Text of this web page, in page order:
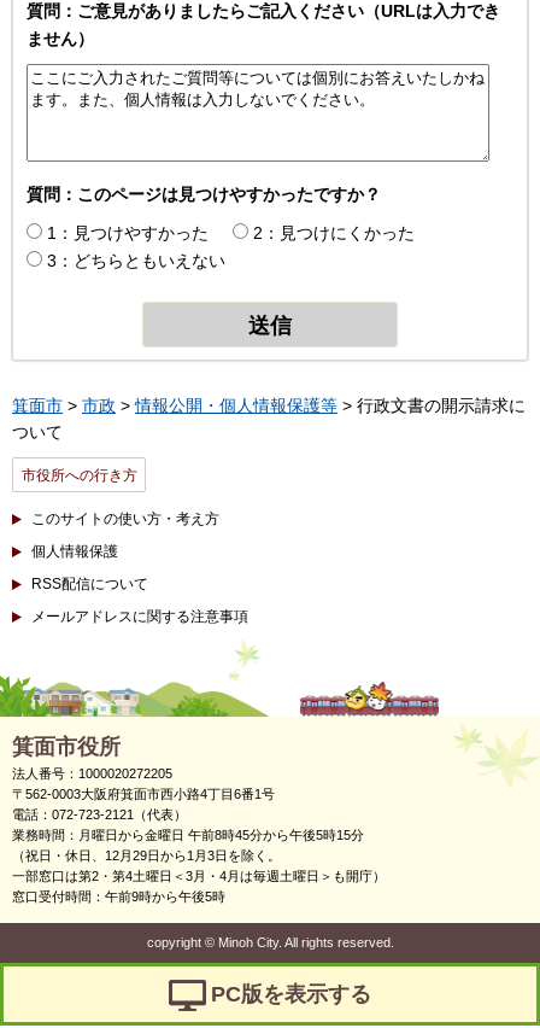
質問：ご意見がありましたらご記入ください（URLは入力でき
ません）
質問：このページは見つけやすかったですか？
1：見つけやすかった
2：見つけにくかった
3：どちらともいえない
箕面市 > 市政 >情報公開・個人情報保護等 > 行政文書の開示請求に
ついて
市役所への行き方
このサイトの使い方・考え方
個人情報保護
RSS配信について
メールアドレスに関する注意事項
箕面市役所
法人番号：1000020272205
〒562-0003大阪府箕面市西小路4丁目6番1号
電話：072-723-2121（代表）
業務時間：月曜日から金曜日 午前8時45分から午後5時15分
（祝日・休日、12月29日から1月3日を除く。
一部窓口は第2・第4土曜日＜3月・4月は毎週土曜日＞も開庁）
窓口受付時間：午前9時から午後5時
copyright ©Minoh City. All rights reserved.
PC版を表示する